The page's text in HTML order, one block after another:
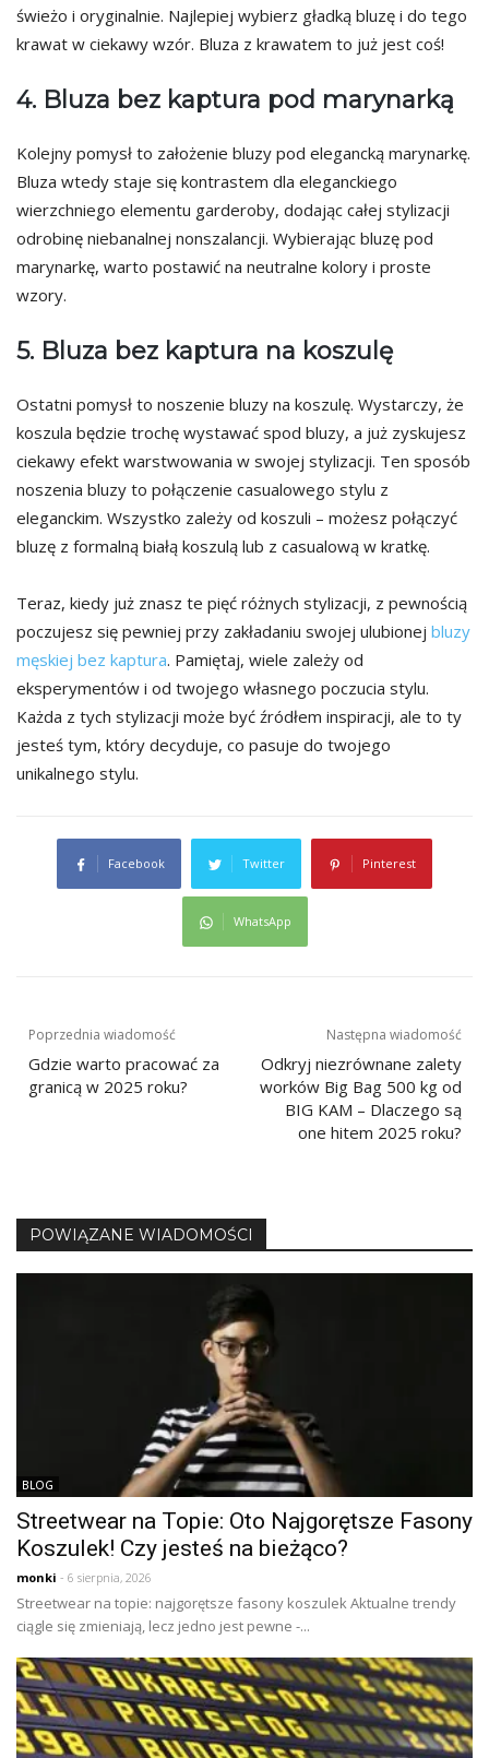
świeżo i oryginalnie. Najlepiej wybierz gładką bluzę i do tego
krawat w ciekawy wzór. Bluza z krawatem to już jest coś!
4. Bluza bez kaptura pod marynarką
Kolejny pomysł to założenie bluzy pod elegancką marynarkę.
Bluza wtedy staje się kontrastem dla eleganckiego
wierzchniego elementu garderoby, dodając całej stylizacji
odrobinę niebanalnej nonszalancji. Wybierając bluzę pod
marynarkę, warto postawić na neutralne kolory i proste
wzory.
5. Bluza bez kaptura na koszulę
Ostatni pomysł to noszenie bluzy na koszulę. Wystarczy, że
koszula będzie trochę wystawać spod bluzy, a już zyskujesz
ciekawy efekt warstwowania w swojej stylizacji. Ten sposób
noszenia bluzy to połączenie casualowego stylu z
eleganckim. Wszystko zależy od koszuli – możesz połączyć
bluzę z formalną białą koszulą lub z casualową w kratkę.
Teraz, kiedy już znasz te pięć różnych stylizacji, z pewnością
poczujesz się pewniej przy zakładaniu swojej ulubionej bluzy
męskiej bez kaptura. Pamiętaj, wiele zależy od
eksperymentów i od twojego własnego poczucia stylu.
Każda z tych stylizacji może być źródłem inspiracji, ale to ty
jesteś tym, który decyduje, co pasuje do twojego
unikalnego stylu.
Facebook Twitter Pinterest
WhatsApp
Nawigacja
wpisu
Poprzednia wiadomość
Gdzie warto pracować za
granicą w 2025 roku?
Następna wiadomość
Odkryj niezrównane zalety
worków Big Bag 500 kg od
BIG KAM – Dlaczego są
one hitem 2025 roku?
POWIĄZANE WIADOMOŚCI
BLOG
Streetwear na Topie: Oto Najgorętsze Fasony
Koszulek! Czy jesteś na bieżąco?
monki - 6 sierpnia, 2026
Streetwear na topie: najgorętsze fasony koszulek Aktualne trendy
ciągle się zmieniają, lecz jedno jest pewne -...